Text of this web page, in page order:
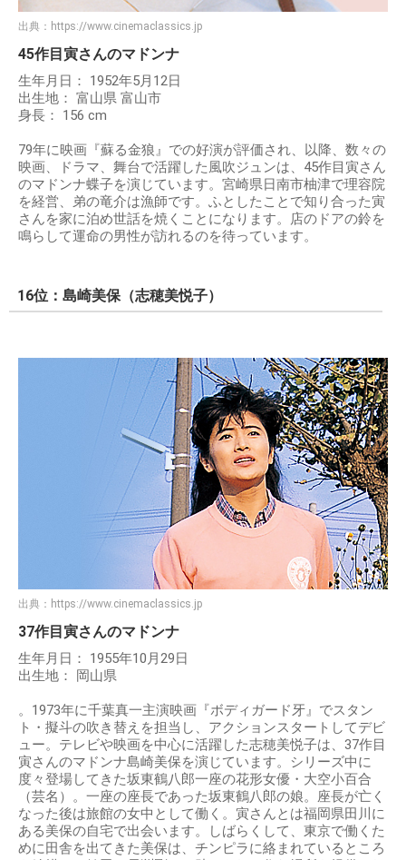
出典： https://www.cinemaclassics.jp
45作目寅さんのマドンナ
生年月日： 1952年5月12日
出生地： 富山県 富山市
身長： 156 cm
79年に映画『蘇る金狼』での好演が評価され、以降、数々の
映画、ドラマ、舞台で活躍した風吹ジュンは、45作目寅さん
のマドンナ蝶子を演じています。宮崎県日南市柚津で理容院
を経営、弟の竜介は漁師です。ふとしたことで知り合った寅
さんを家に泊め世話を焼くことになります。店のドアの鈴を
鳴らして運命の男性が訪れるのを待っています。
16位：島崎美保（志穂美悦子）
出典： https://www.cinemaclassics.jp
37作目寅さんのマドンナ
生年月日： 1955年10月29日
出生地： 岡山県
。1973年に千葉真一主演映画『ボディガード牙』でスタン
ト・擬斗の吹き替えを担当し、アクションスタートしてデビ
ュー。テレビや映画を中心に活躍した志穂美悦子は、37作目
寅さんのマドンナ島崎美保を演じています。シリーズ中に
度々登場してきた坂東鶴八郎一座の花形女優・大空小百合
（芸名）。一座の座長であった坂東鶴八郎の娘。座長が亡く
なった後は旅館の女中として働く。寅さんとは福岡県田川に
ある美保の自宅で出会います。しばらくして、東京で働くた
めに田舎を出てきた美保は、チンピラに絡まれているところ